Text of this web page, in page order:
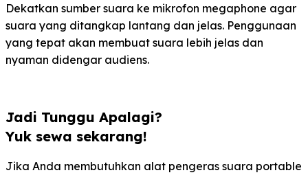
Dekatkan sumber suara ke mikrofon megaphone agar
suara yang ditangkap lantang dan jelas. Penggunaan
yang tepat akan membuat suara lebih jelas dan
nyaman didengar audiens.
Jadi Tunggu Apalagi?
Yuk sewa sekarang!
Jika Anda membutuhkan alat pengeras suara portable